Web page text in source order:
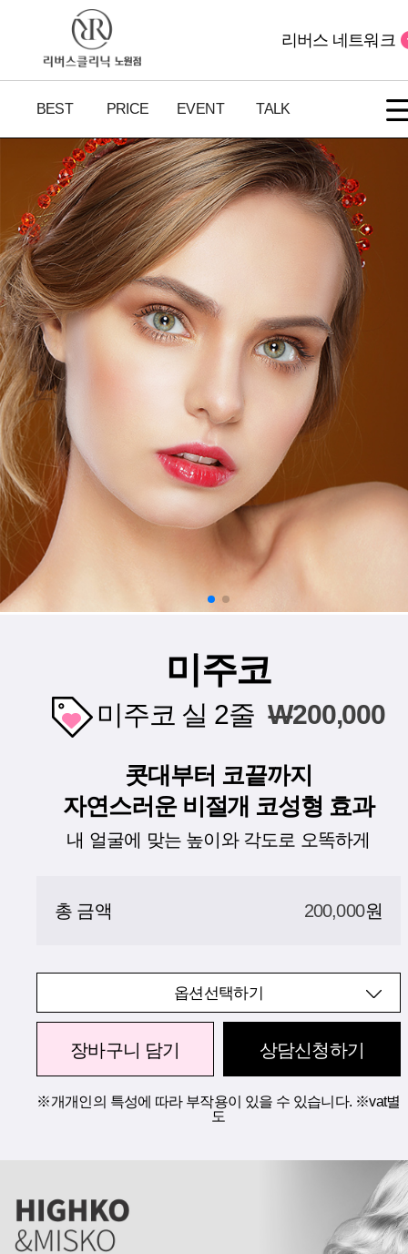
BEST PRICE EVENT TALK
리버스 네트워크
미주코
미주코 실 2줄 W200,000
콧대부터 코끝까지
자연스러운 비절개 코성형 효과
내 얼굴에 맞는 높이와 각도로 오똑하게
총 금액 200,000원
옵션선택하기
장바구니 담기 상담신청하기
※개개인의 특성에 따라 부작용이 있을 수 있습니다. ※vat별
도